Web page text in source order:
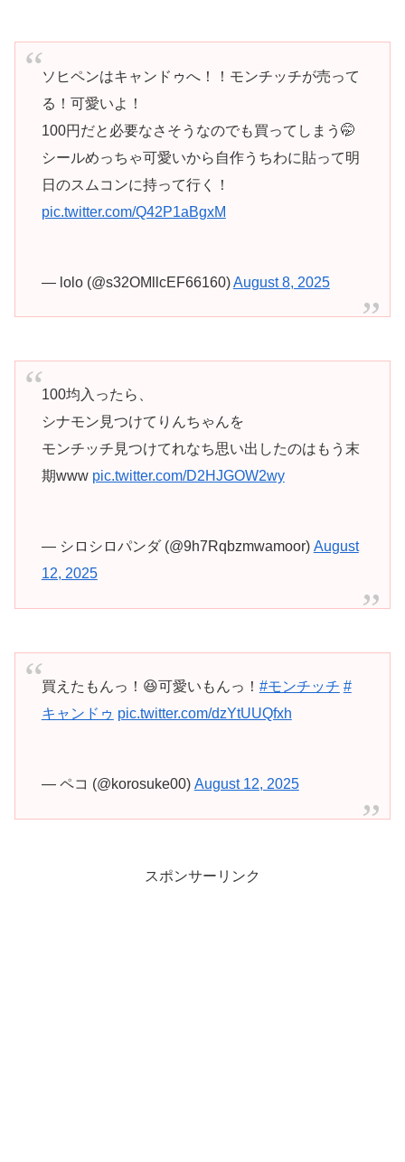
ソヒペンはキャンドゥへ！！モンチッチが売って
る！可愛いよ！
100円だと必要なさそうなのでも買ってしまう🤭
シールめっちゃ可愛いから自作うちわに貼って明
日のスムコンに持って行く！
pic.twitter.com/Q42P1aBgxM
— lolo (@s32OMllcEF66160)August 8, 2025
100均入ったら、
シナモン見つけてりんちゃんを
モンチッチ見つけてれなち思い出したのはもう末
期www pic.twitter.com/D2HJGOW2wy
— シロシロパンダ (@9h7Rqbzmwamoor) August
12, 2025
買えたもんっ！😆可愛いもんっ！ #モンチッチ #
キャンドゥ pic.twitter.com/dzYtUUQfxh
— ペコ (@korosuke00) August 12, 2025
スポンサーリンク